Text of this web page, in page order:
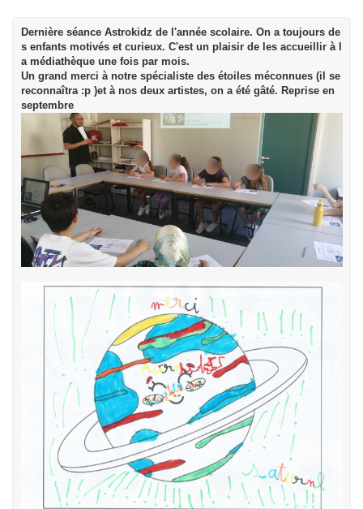
Dernière séance Astrokidz de l'année scolaire. On a toujours de
s enfants motivés et curieux. C'est un plaisir de les accueillir à l
a médiathèque une fois par mois.
Un grand merci à notre spécialiste des étoiles méconnues (il se
reconnaîtra :p )et à nos deux artistes, on a été gâté. Reprise en
septembre